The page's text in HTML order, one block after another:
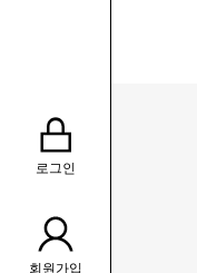
로그인
회원가입